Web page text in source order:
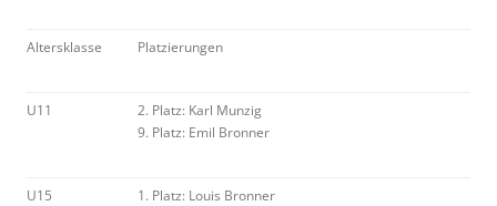
Altersklasse Platzierungen
U11
2. Platz: Karl Munzig
9. Platz: Emil Bronner
U15
1. Platz: Louis Bronner